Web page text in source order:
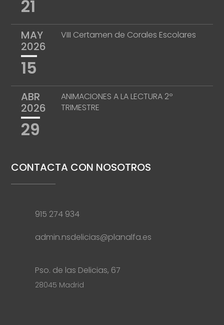
21
MAY
2026
15
VIII Certamen de Corales Escolares
ABR
2026
29
ANIMACIONES A LA LECTURA 2º
TRIMESTRE
CONTACTA CON NOSOTROS
915 274 934
admin.nsdelicias@planalfa.es
Pso. de las Delicias, 67
28045 Madrid